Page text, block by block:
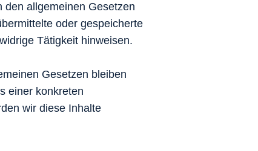
allgemeinen Gesetzen
oder gespeicherte
Tätigkeit hinweisen.
Gesetzen bleiben
einer konkreten
wir diese Inhalte